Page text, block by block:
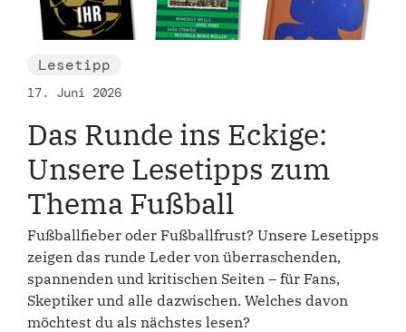
Lesetipp
17. Juni 2026
Das Runde ins Eckige:
Unsere Lesetipps zum
Thema Fußball
Fußballfieber oder Fußballfrust? Unsere Lesetipps
zeigen das runde Leder von überraschenden,
spannenden und kritischen Seiten – für Fans,
Skeptiker und alle dazwischen. Welches davon
möchtest du als nächstes lesen?